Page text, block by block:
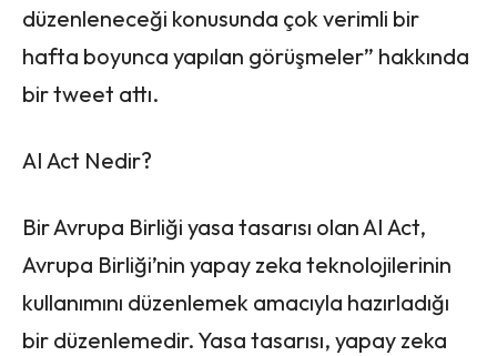
düzenleneceği konusunda çok verimli bir
hafta boyunca yapılan görüşmeler” hakkında
bir tweet attı.
AI Act Nedir?
Bir Avrupa Birliği yasa tasarısı olan AI Act,
Avrupa Birliği’nin yapay zeka teknolojilerinin
kullanımını düzenlemek amacıyla hazırladığı
bir düzenlemedir. Yasa tasarısı, yapay zeka